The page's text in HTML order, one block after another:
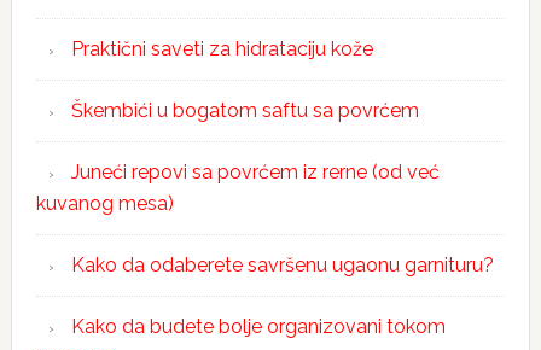
Praktični saveti za hidrataciju kože
Škembići u bogatom saftu sa povrćem
Juneći repovi sa povrćem iz rerne (od već
kuvanog mesa)
Kako da odaberete savršenu ugaonu garnituru?
Kako da budete bolje organizovani tokom